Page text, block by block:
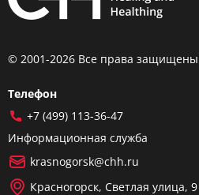
© 2001-2026 Все права защищены
Телефон
+7 (499) 113-36-47
Информационная служба
krasnogorsk@chh.ru
Красногорск, Светлая улица, 9